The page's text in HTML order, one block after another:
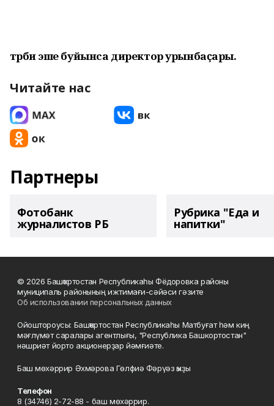
тәрбиә эше буйынса директор урынбаҫары.
Читайте нас
Партнеры
Фотобанк
журналистов РБ
Рубрика "Еда и
напитки"
© 2026 Башҡортостан Республикаһы Фёдоровка районы
муниципаль районының ижтимағи-сәйәси гәзите
Об использовании персональных данных
Ойоштороусы: Башҡортостан Республикаһы Матбуғат һәм киң
мәғлүмәт саралары агентлығы, "Республика Башкортостан"
нәшриәт йорто акционерҙар йәмғиәте.
Баш мөхәррир Әхмәрова Гөлфиә Фәрүәз ҡыҙы
Телефон
8 (34746) 2-72-88 - баш мөхәррир.